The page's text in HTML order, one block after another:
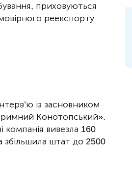
приховуються
реекспорту
із засновником
Конотопський».
компанія вивезла 160
збільшила штат до 2500